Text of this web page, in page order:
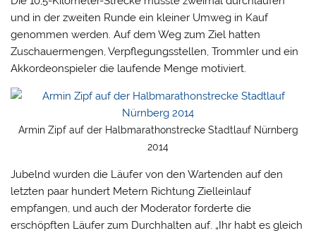
und in der zweiten Runde ein kleiner Umweg in Kauf
genommen werden. Auf dem Weg zum Ziel hatten
Zuschauermengen, Verpflegungsstellen, Trommler und ein
Akkordeonspieler die laufende Menge motiviert.
Armin Zipf auf der Halbmarathonstrecke Stadtlauf Nürnberg
2014
Jubelnd wurden die Läufer von den Wartenden auf den
letzten paar hundert Metern Richtung Zielleinlauf
empfangen, und auch der Moderator forderte die
erschöpften Läufer zum Durchhalten auf. „Ihr habt es gleich